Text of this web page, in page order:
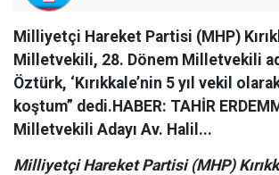
Milliyetçi Hareket Partisi (MHP)
Milletvekili, 28. Dönem Milletvekili
Öztürk, ‘Kırıkkale’nin 5 yıl vekil
koştum” dedi.HABER: TAHİR
Milletvekili Adayı Av. Halil...
Milliyetçi Hareket Partisi (MHP)